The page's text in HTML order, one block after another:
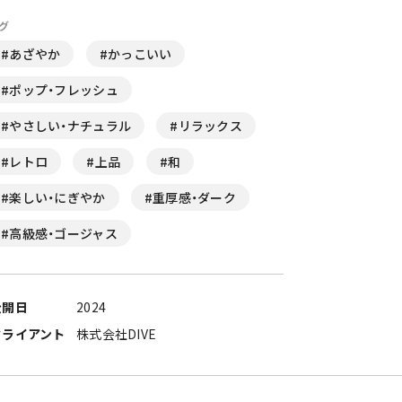
#あざやか
#かっこいい
#ポップ・フレッシュ
#やさしい・ナチュラル
#リラックス
#レトロ
#上品
#和
#楽しい・にぎやか
#重厚感・ダーク
#高級感・ゴージャス
日
2024
イアント
株式会社DIVE